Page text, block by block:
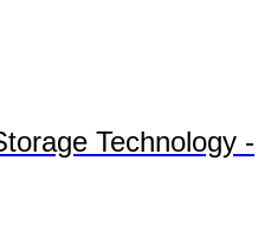
- Jonathan da